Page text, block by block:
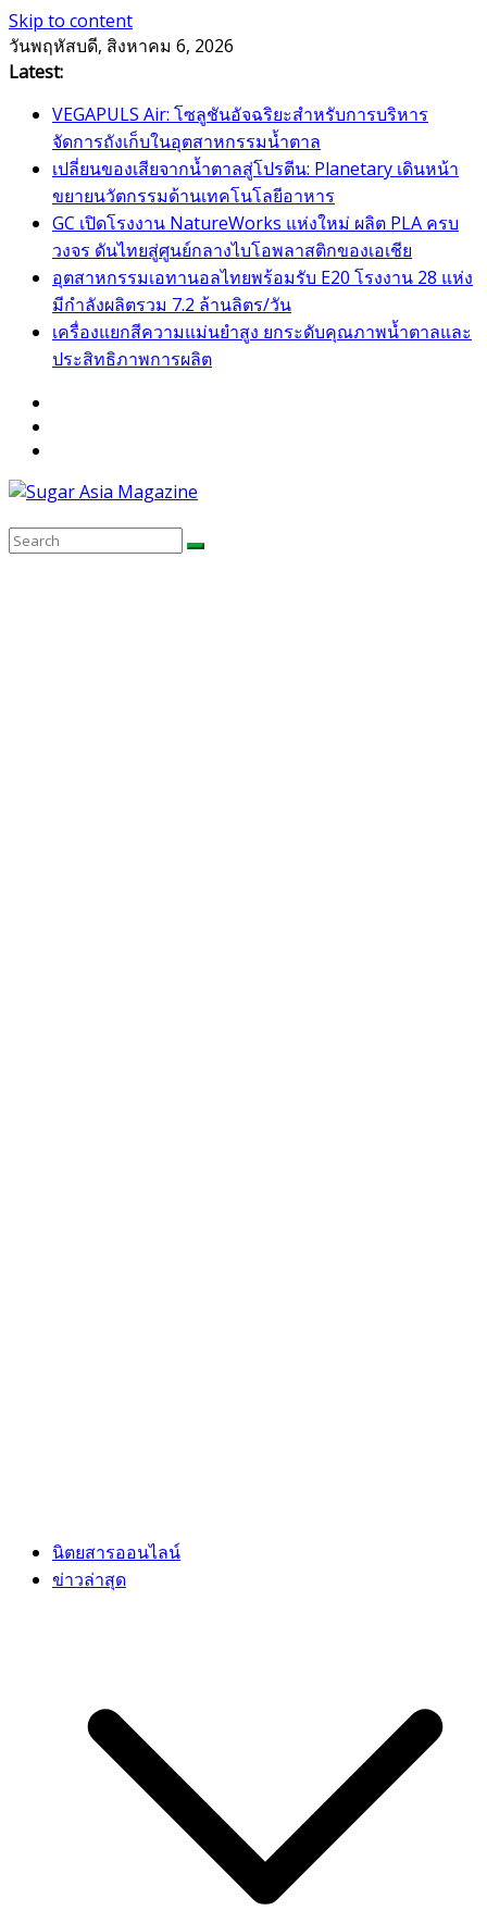
Skip to content
วันพฤหัสบดี, สิงหาคม 6, 2026
Latest:
VEGAPULS Air: โซลูชันอัจฉริยะสำหรับการบริหาร
จัดการถังเก็บในอุตสาหกรรมน้ำตาล
เปลี่ยนของเสียจากน้ำตาลสู่โปรตีน: Planetary เดินหน้า
ขยายนวัตกรรมด้านเทคโนโลยีอาหาร
GC เปิดโรงงาน NatureWorks แห่งใหม่ ผลิต PLA ครบ
วงจร ดันไทยสู่ศูนย์กลางไบโอพลาสติกของเอเชีย
อุตสาหกรรมเอทานอลไทยพร้อมรับ E20 โรงงาน 28 แห่ง
มีกำลังผลิตรวม 7.2 ล้านลิตร/วัน
เครื่องแยกสีความแม่นยำสูง ยกระดับคุณภาพน้ำตาลและ
ประสิทธิภาพการผลิต
นิตยสารออนไลน์
ข่าวล่าสุด